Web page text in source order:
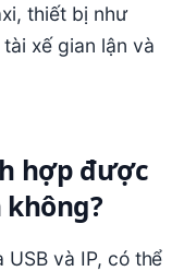
thiết bị như
xế gian lận và
hợp được
và IP, có thể